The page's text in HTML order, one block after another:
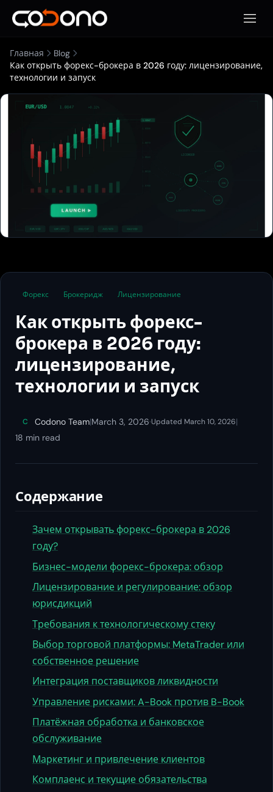
Главная
Blog
Как открыть форекс-брокера в 2026 году: лицензирование,
технологии и запуск
Форекс Брокеридж Лицензирование
Как открыть форекс-
брокера в 2026 году:
лицензирование,
технологии и запуск
C Codono Team|March 3, 2026·Updated March 10, 2026|
18 min read
Содержание
Зачем открывать форекс-брокера в 2026
году?
Бизнес-модели форекс-брокера: обзор
Лицензирование и регулирование: обзор
юрисдикций
Требования к технологическому стеку
Выбор торговой платформы: MetaTrader или
собственное решение
Интеграция поставщиков ликвидности
Управление рисками: A-Book против B-Book
Платёжная обработка и банковское
обслуживание
Маркетинг и привлечение клиентов
Комплаенс и текущие обязательства